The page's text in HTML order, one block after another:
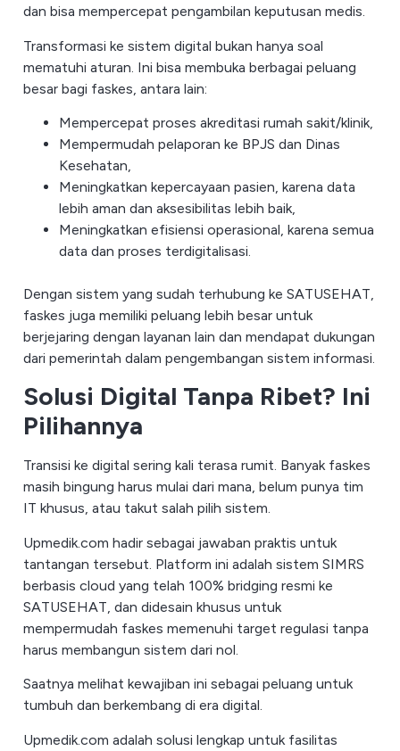
dan bisa mempercepat pengambilan keputusan medis.
Transformasi ke sistem digital bukan hanya soal
mematuhi aturan. Ini bisa membuka berbagai peluang
besar bagi faskes, antara lain:
Mempercepat proses akreditasi rumah sakit/klinik,
Mempermudah pelaporan ke BPJS dan Dinas
Kesehatan,
Meningkatkan kepercayaan pasien, karena data
lebih aman dan aksesibilitas lebih baik,
Meningkatkan efisiensi operasional, karena semua
data dan proses terdigitalisasi.
Dengan sistem yang sudah terhubung ke SATUSEHAT,
faskes juga memiliki peluang lebih besar untuk
berjejaring dengan layanan lain dan mendapat dukungan
dari pemerintah dalam pengembangan sistem informasi.
Solusi Digital Tanpa Ribet? Ini
Pilihannya
Transisi ke digital sering kali terasa rumit. Banyak faskes
masih bingung harus mulai dari mana, belum punya tim
IT khusus, atau takut salah pilih sistem.
Upmedik.com hadir sebagai jawaban praktis untuk
tantangan tersebut. Platform ini adalah sistem SIMRS
berbasis cloud yang telah 100% bridging resmi ke
SATUSEHAT, dan didesain khusus untuk
mempermudah faskes memenuhi target regulasi tanpa
harus membangun sistem dari nol.
Saatnya melihat kewajiban ini sebagai peluang untuk
tumbuh dan berkembang di era digital.
Upmedik.com adalah solusi lengkap untuk fasilitas